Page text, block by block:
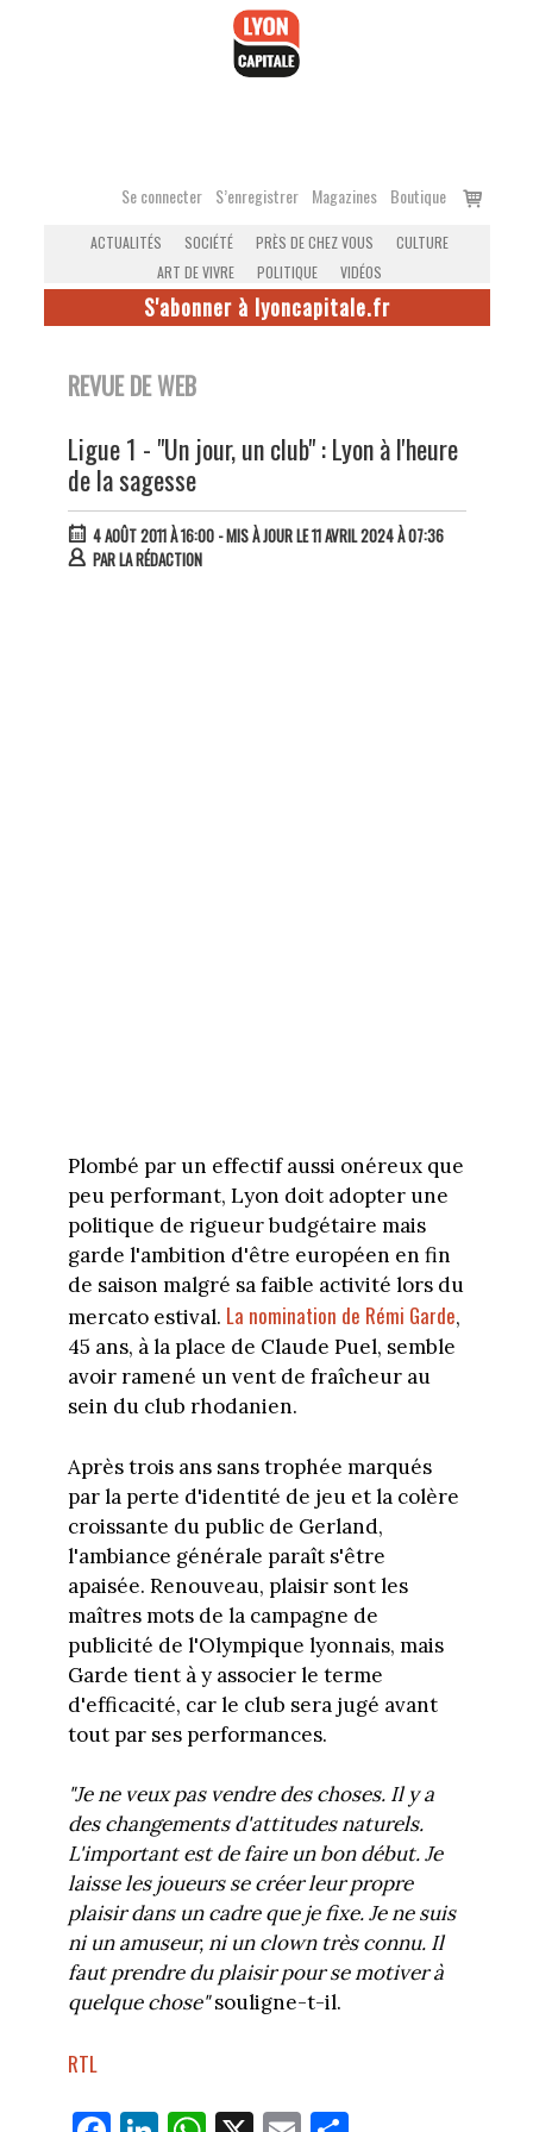
Se connecter S’enregistrer Magazines Boutique
Voir
ACTUALITÉS SOCIÉTÉ PRÈS DE CHEZ VOUS
CULTURE
ART DE VIVRE
POLITIQUE VIDÉOS
S'abonner à lyoncapitale.fr
REVUE DE WEB
Ligue 1 - "Un jour, un club" : Lyon à l'heure
de la sagesse
4 AOÛT 2011 À 16:00- MIS À JOUR LE 11 AVRIL 2024 À 07:36
PARLA RÉDACTION
Plombé par un effectif aussi onéreux que
peu performant, Lyon doit adopter une
politique de rigueur budgétaire mais
garde l'ambition d'être européen en fin
de saison malgré sa faible activité lors du
mercato estival. La nomination de Rémi Garde,
45 ans, à la place de Claude Puel, semble
avoir ramené un vent de fraîcheur au
sein du club rhodanien.
Après trois ans sans trophée marqués
par la perte d'identité de jeu et la colère
croissante du public de Gerland,
l'ambiance générale paraît s'être
apaisée. Renouveau, plaisir sont les
maîtres mots de la campagne de
publicité de l'Olympique lyonnais, mais
Garde tient à y associer le terme
d'efficacité, car le club sera jugé avant
tout par ses performances.
"Je ne veux pas vendre des choses. Il y a
des changements d'attitudes naturels.
L'important est de faire un bon début. Je
laisse les joueurs se créer leur propre
plaisir dans un cadre que je fixe. Je ne suis
ni un amuseur, ni un clown très connu. Il
faut prendre du plaisir pour se motiver à
quelque chose"souligne-t-il.
RTL